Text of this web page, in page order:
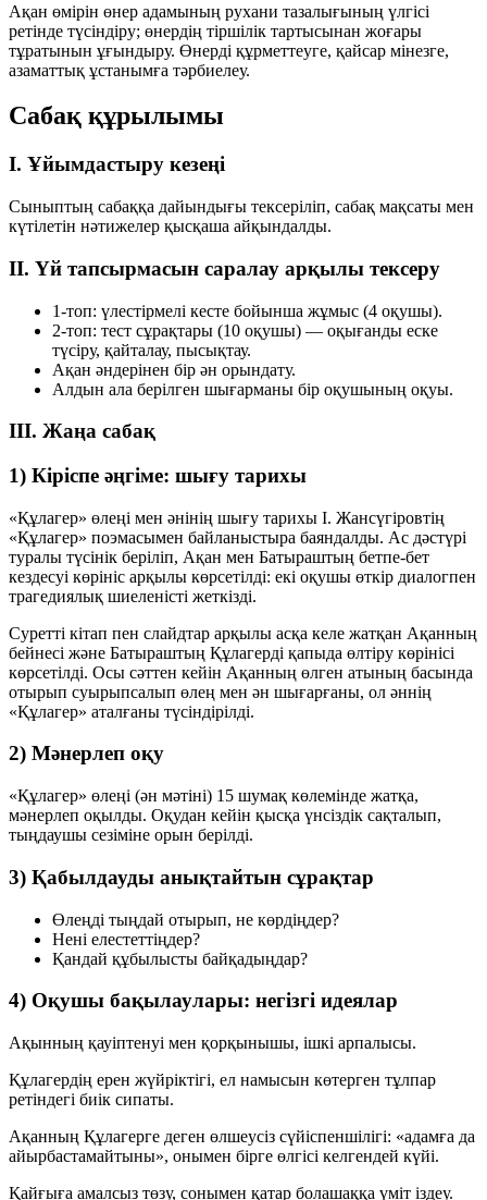
Ақан өмірін өнер адамының рухани тазалығының үлгісі
ретінде түсіндіру; өнердің тіршілік тартысынан жоғары
тұратынын ұғындыру. Өнерді құрметтеуге, қайсар мінезге,
азаматтық ұстанымға тәрбиелеу.
Сабақ құрылымы
I. Ұйымдастыру кезеңі
Сыныптың сабаққа дайындығы тексеріліп, сабақ мақсаты мен
күтілетін нәтижелер қысқаша айқындалды.
II. Үй тапсырмасын саралау арқылы тексеру
1-топ: үлестірмелі кесте бойынша жұмыс (4 оқушы).
2-топ: тест сұрақтары (10 оқушы) — оқығанды еске
түсіру, қайталау, пысықтау.
Ақан әндерінен бір ән орындату.
Алдын ала берілген шығарманы бір оқушының оқуы.
III. Жаңа сабақ
1) Кіріспе әңгіме: шығу тарихы
«Құлагер» өлеңі мен әнінің шығу тарихы І. Жансүгіровтің
«Құлагер» поэмасымен байланыстыра баяндалды. Ас дәстүрі
туралы түсінік беріліп, Ақан мен Батыраштың бетпе-бет
кездесуі көрініс арқылы көрсетілді: екі оқушы өткір диалогпен
трагедиялық шиеленісті жеткізді.
Суретті кітап пен слайдтар арқылы асқа келе жатқан Ақанның
бейнесі және Батыраштың Құлагерді қапыда өлтіру көрінісі
көрсетілді. Осы сәттен кейін Ақанның өлген атының басында
отырып суырыпсалып өлең мен ән шығарғаны, ол әннің
«Құлагер» аталғаны түсіндірілді.
2) Мәнерлеп оқу
«Құлагер» өлеңі (ән мәтіні) 15 шумақ көлемінде жатқа,
мәнерлеп оқылды. Оқудан кейін қысқа үнсіздік сақталып,
тыңдаушы сезіміне орын берілді.
3) Қабылдауды анықтайтын сұрақтар
Өлеңді тыңдай отырып, не көрдіңдер?
Нені елестеттіңдер?
Қандай құбылысты байқадыңдар?
4) Оқушы бақылаулары: негізгі идеялар
Ақынның қауіптенуі мен қорқынышы, ішкі арпалысы.
Құлагердің ерен жүйріктігі, ел намысын көтерген тұлпар
ретіндегі биік сипаты.
Ақанның Құлагерге деген өлшеусіз сүйіспеншілігі: «адамға да
айырбастамайтыны», онымен бірге өлгісі келгендей күйі.
Қайғыға амалсыз төзу, сонымен қатар болашаққа үміт іздеу.